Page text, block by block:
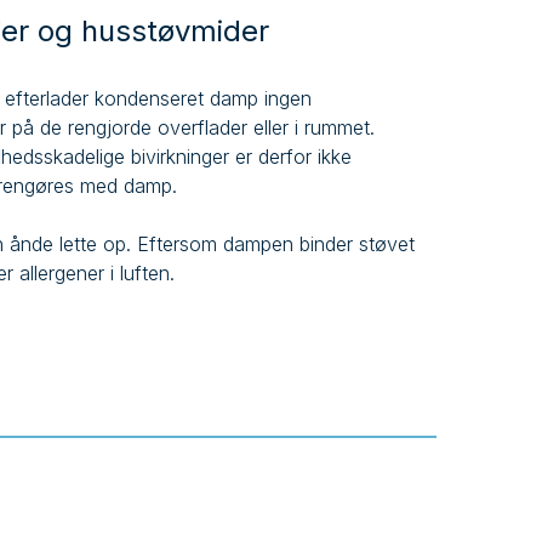
og husstøvmider
kondenseret damp ingen
på de rengjorde overflader eller i rummet.
bivirkninger er derfor ikke
med damp.
ånde lette op. Eftersom dampen binder støvet
allergener i luften.